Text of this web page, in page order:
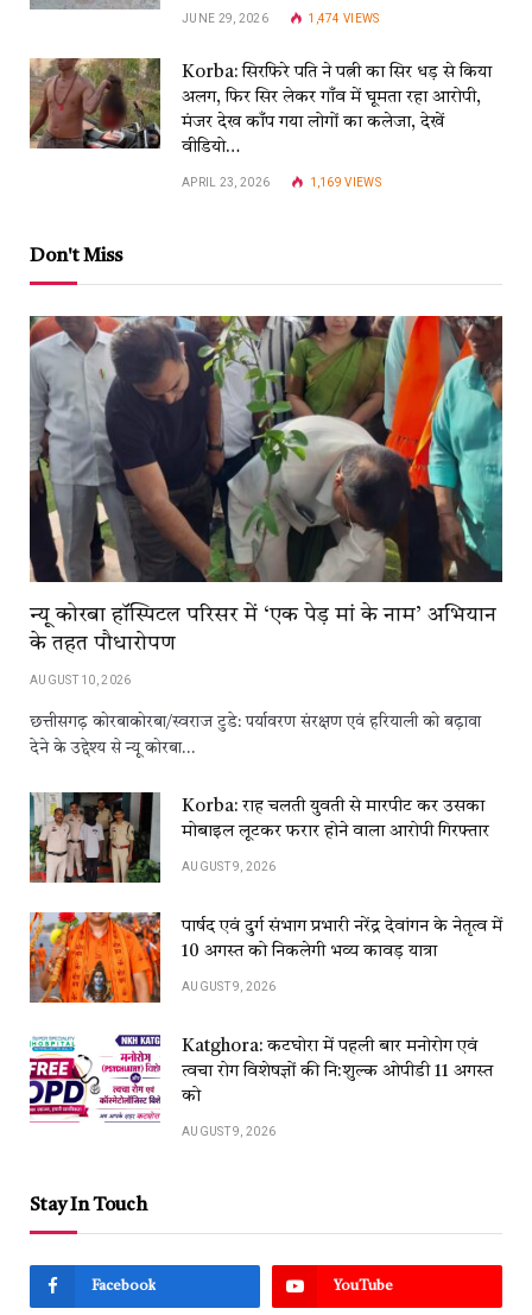
JUNE 29, 2026 1,474VIEWS
Korba: सिरफिरे पति ने पत्नी का सिर धड़ से किया
अलग, फिर सिर लेकर गाँव में घूमता रहा आरोपी,
मंजर देख काँप गया लोगों का कलेजा, देखें
वीडियो…
APRIL 23, 2026 1,169VIEWS
Don't Miss
न्यू कोरबा हॉस्पिटल परिसर में ‘एक पेड़ मां के नाम’ अभियान
के तहत पौधारोपण
AUGUST 10, 2026
छत्तीसगढ़ कोरबाकोरबा/स्वराज टुडे: पर्यावरण संरक्षण एवं हरियाली को बढ़ावा
देने के उद्देश्य से न्यू कोरबा…
Korba: राह चलती युवती से मारपीट कर उसका
मोबाइल लूटकर फरार होने वाला आरोपी गिरफ्तार
AUGUST 9, 2026
पार्षद एवं दुर्ग संभाग प्रभारी नरेंद्र देवांगन के नेतृत्व में
10 अगस्त को निकलेगी भव्य कावड़ यात्रा
AUGUST 9, 2026
Katghora: कटघोरा में पहली बार मनोरोग एवं
त्वचा रोग विशेषज्ञों की नि:शुल्क ओपीडी 11 अगस्त
को
AUGUST 9, 2026
Stay In Touch
Facebook YouTube